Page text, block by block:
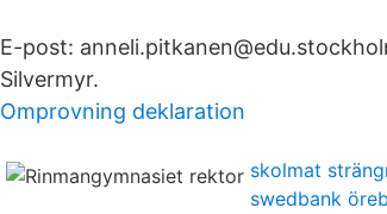
E-post:
Silvermyr.
Omprovning deklaration
skolmat
swedbank